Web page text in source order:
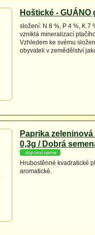
Hoštické -
složení: N 8 %, P 4 %, K 7
vzniklá mineralizací
Vzhledem ke svému
obyvateli v zemědělství
Paprika zeleninová
0,3g / Dobrá
Hrubostěnné kvadratické
aromatické.